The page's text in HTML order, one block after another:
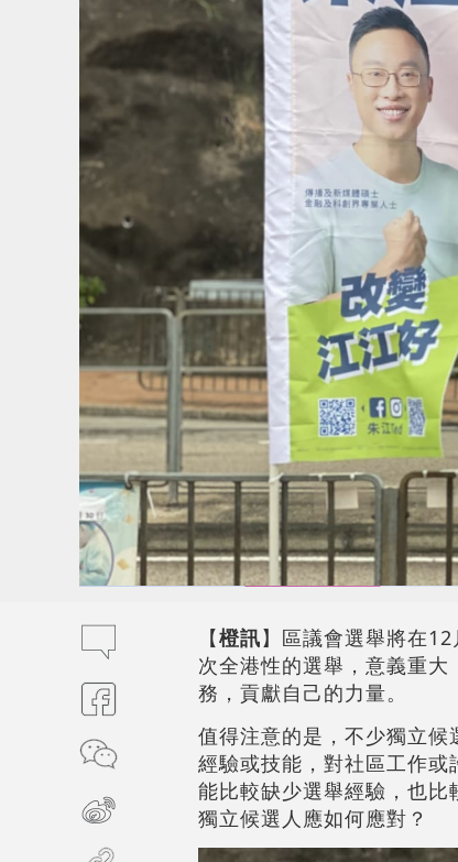
【橙訊】區議會選舉將在
次全港性的選舉，意義重
務，貢獻自己的力量。
值得注意的是，不少獨立
經驗或技能，對社區工作
能比較缺少選舉經驗，也比
獨立候選人應如何應對？